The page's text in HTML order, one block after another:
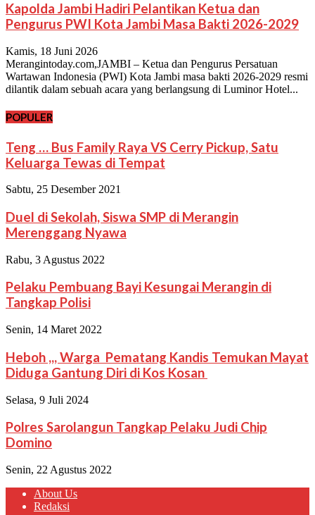
Kapolda Jambi Hadiri Pelantikan Ketua dan
Pengurus PWI Kota Jambi Masa Bakti 2026-2029
Kamis, 18 Juni 2026
Merangintoday.com,JAMBI – Ketua dan Pengurus Persatuan
Wartawan Indonesia (PWI) Kota Jambi masa bakti 2026-2029 resmi
dilantik dalam sebuah acara yang berlangsung di Luminor Hotel...
POPULER
Teng … Bus Family Raya VS Cerry Pickup, Satu
Keluarga Tewas di Tempat
Sabtu, 25 Desember 2021
Duel di Sekolah, Siswa SMP di Merangin
Merenggang Nyawa
Rabu, 3 Agustus 2022
Pelaku Pembuang Bayi Kesungai Merangin di
Tangkap Polisi
Senin, 14 Maret 2022
Heboh ,,, Warga Pematang Kandis Temukan Mayat
Diduga Gantung Diri di Kos Kosan
Selasa, 9 Juli 2024
Polres Sarolangun Tangkap Pelaku Judi Chip
Domino
Senin, 22 Agustus 2022
About Us
Redaksi